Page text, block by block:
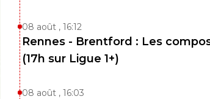
08 août , 16:12
Rennes - Brentford : Les
(17h sur Ligue 1+)
08 août , 16:03